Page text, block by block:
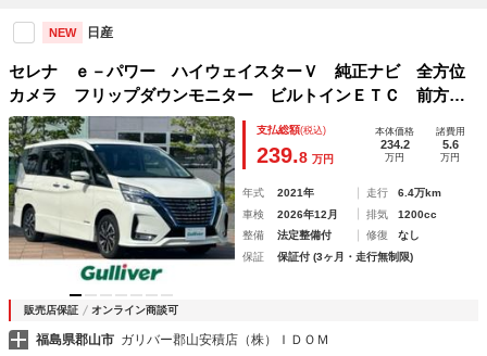
NEW 日産
セレナ ｅ－パワー ハイウェイスターＶ 純正ナビ 全方位
カメラ フリップダウンモニター ビルトインＥＴＣ 前方ド
ラレコ インテリジェントルームミラー プロパイロット 両
側パワースライドドア フロアマット ドアバイザー 電動パ
ーキング
支払総額(税込)
239.8 万円
本体価格
234.2
万円
諸費用
5.6
万円
年式 2021年 走行
6.4万km
車検
2026年12月 排気
1200cc
整備
法定整備付 修復
なし
保証
保証付 (3ヶ月・走行無制限)
販売店保証 オンライン商談可
福島県郡山市 ガリバー郡山安積店（株）ＩＤＯＭ